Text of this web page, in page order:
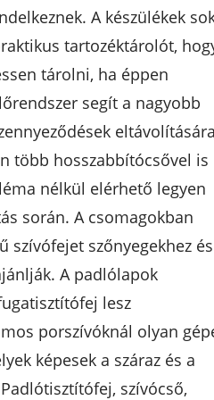
A készülékek
tartozéktárolót,
tárolni, ha éppen
segít a nagyobb
több hosszabbítócsővel is
nélkül elérhető legyen
során. A csomagokban
szívófejet szőnyegekhez
A padlólapok
lesz
porszívóknál olyan
képesek a száraz és a
szívócső,